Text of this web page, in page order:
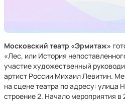
Московский театр «Эрмитаж»
«Лес, или История
участие художественный
артист России Михаил Левитин.
на сцене театра по адресу: улица
строение 2. Начало мероприятия в